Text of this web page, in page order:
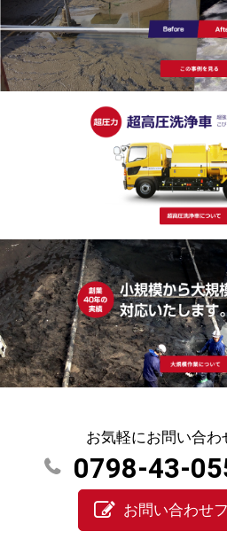
お気軽にお問い合わ
0798-43-
お問い合わせ